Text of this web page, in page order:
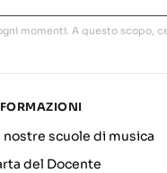
momenti. A questo scopo,
nostre scuole di musica
del Docente